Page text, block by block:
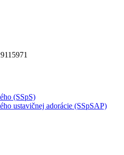
(SSpS)
ustavičnej adorácie (SSpSAP)